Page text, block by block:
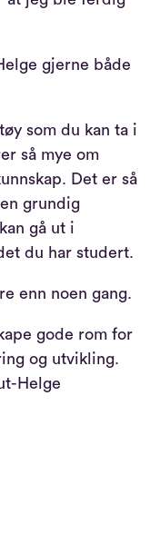
gjerne både
som du kan ta i
så mye om
Det er så
grundig
gå ut i
du har studert.
enn noen gang.
gode rom for
og utvikling.
Helge